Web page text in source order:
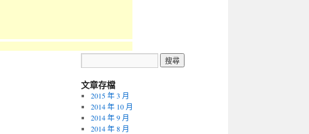
文章存檔
2015 年 3 月
2014 年 10 月
2014 年 9 月
2014 年 8 月